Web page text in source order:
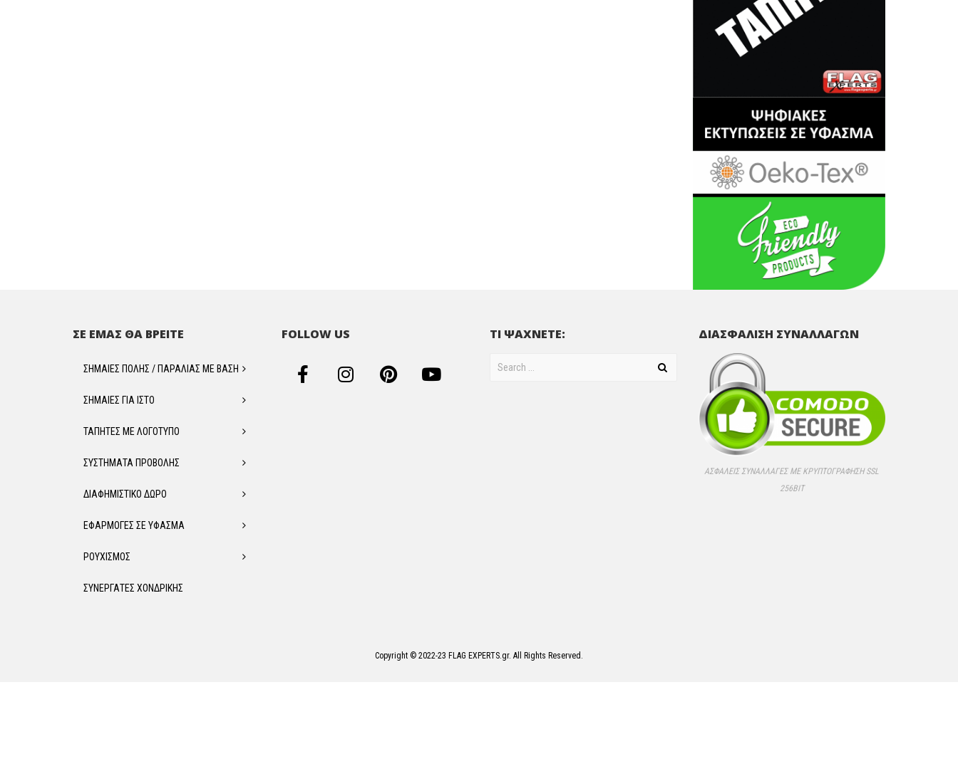
ΣΕ ΕΜΑΣ ΘΑ ΒΡΕΙΤΕ
ΣΗΜΑΙΕΣ ΠΟΛΗΣ / ΠΑΡΑΛΙΑΣ ΜΕ ΒΑΣΗ
ΣΗΜΑΙΕΣ ΓΙΑ ΙΣΤΟ
ΤΑΠΗΤΕΣ ΜΕ ΛΟΓΟΤΥΠΟ
ΣΥΣΤΗΜΑΤΑ ΠΡΟΒΟΛΗΣ
ΔΙΑΦΗΜΙΣΤΙΚΟ ΔΩΡΟ
ΕΦΑΡΜΟΓΕΣ ΣΕ ΥΦΑΣΜΑ
ΡΟΥΧΙΣΜΟΣ
ΣΥΝΕΡΓΑΤΕΣ ΧΟΝΔΡΙΚΗΣ
FOLLOW US ΤΙ ΨΑΧΝΕΤΕ: ΔΙΑΣΦΑΛΙΣΗ ΣΥΝΑΛΛΑΓΩΝ
ΑΣΦΑΛΕΊΣ ΣΥΝΑΛΛΑΓΈΣ ΜΕ ΚΡΥΠΤΟΓΡΆΦΗΣΗ SSL
256BIT
Copyright © 2022-23 FLAG EXPERTS.gr. All Rights Reserved.